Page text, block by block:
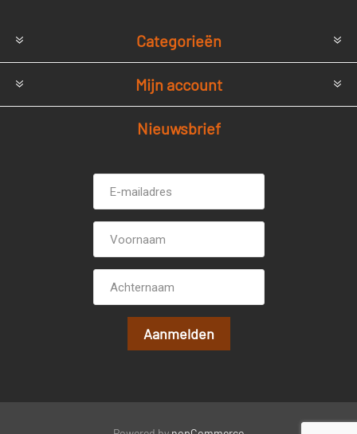
Categorieën
Mijn account
Nieuwsbrief
mailadres *